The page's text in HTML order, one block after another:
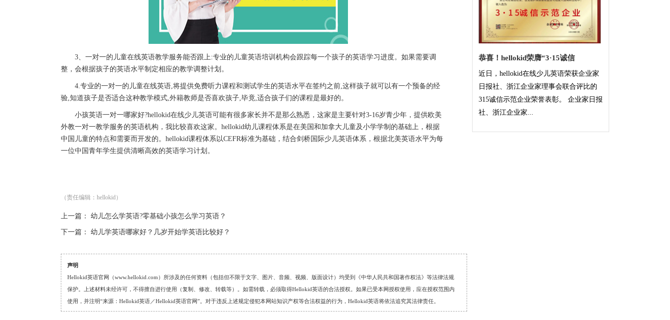
3、一对一的儿童在线英语教学服务能否跟上:专业的儿童英语培训机构会跟踪每一个孩子的英语学习进度。如果需要调
整，会根据孩子的英语水平制定相应的教学调整计划。
4.专业的一对一的儿童在线英语,将提供免费听力课程和测试学生的英语水平在签约之前,这样孩子就可以有一个预备的经
验,知道孩子是否适合这种教学模式,外籍教师是否喜欢孩子,毕竟,适合孩子们的课程是最好的。
小孩英语一对一哪家好?hellokid在线少儿英语可能有很多家长并不是那么熟悉，这家是主要针对3-16岁青少年，提供欧美
外教一对一教学服务的英语机构，我比较喜欢这家。hellokid幼儿课程体系是在美国和加拿大儿童及小学学制的基础上，根据
中国儿童的特点和需要而开发的。hellokid课程体系以CEFR标准为基础，结合剑桥国际少儿英语体系，根据北美英语水平为每
一位中国青年学生提供清晰高效的英语学习计划。
（责任编辑：hellokid）
上一篇： 幼儿怎么学英语?零基础小孩怎么学习英语？
下一篇： 幼儿学英语哪家好？几岁开始学英语比较好？
声明
Hellokid英语官网（www.hellokid.com）所涉及的任何资料（包括但不限于文字、图片、音频、视频、版面设计）均受到《中华人民共和国著作权法》等法律法规
保护。上述材料未经许可，不得擅自进行使用（复制、修改、转载等）。如需转载，必须取得Hellokid英语的合法授权。如果已受本网授权使用，应在授权范围内
使用，并注明“来源：Hellokid英语／Hellokid英语官网”。对于违反上述规定侵犯本网站知识产权等合法权益的行为，Hellokid英语将依法追究其法律责任。
恭喜！hellokid荣膺“3·15诚信
近日，hellokid在线少儿英语荣获企业家
日报社、浙江企业家理事会联合评比的
315诚信示范企业荣誉表彰。 企业家日报
社、浙江企业家...